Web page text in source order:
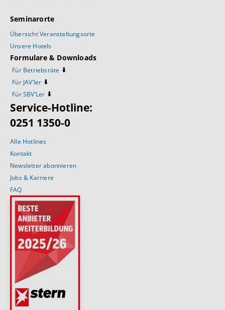
Seminarorte
Übersicht Veranstaltungsorte
Unsere Hotels
Formulare & Downloads
Für Betriebsräte ⬇️
Für JAV’ler ⬇️
Für SBV’Ler ⬇️
Service-Hotline:
0251 1350-0
Alle Hotlines
Kontakt
Newsletter abonnieren
Jobs & Karriere
FAQ